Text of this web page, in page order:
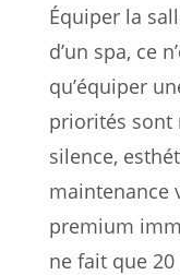
Équiper la
d’un spa, ce
qu’équiper
priorités sont
silence,
maintenance
premium
ne fait que